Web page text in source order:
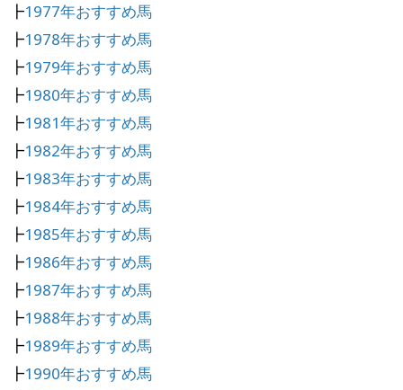
┣1977年おすすめ馬
┣1978年おすすめ馬
┣1979年おすすめ馬
┣1980年おすすめ馬
┣1981年おすすめ馬
┣1982年おすすめ馬
┣1983年おすすめ馬
┣1984年おすすめ馬
┣1985年おすすめ馬
┣1986年おすすめ馬
┣1987年おすすめ馬
┣1988年おすすめ馬
┣1989年おすすめ馬
┣1990年おすすめ馬